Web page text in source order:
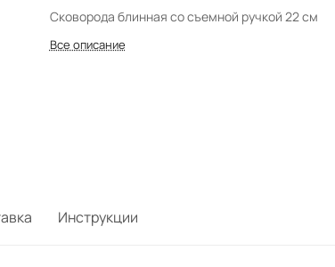
Сковорода блинная со съемной ручкой 22 см
Все описание
Инструкции